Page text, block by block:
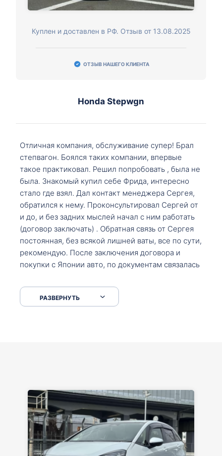
Куплен и доставлен в РФ. Отзыв от 13.08.2025
ОТЗЫВ НАШЕГО КЛИЕНТА
Honda Stepwgn
Отличная компания, обслуживание супер! Брал
степвагон. Боялся таких компании, впервые
такое практиковал. Решил попробовать , была не
была. Знакомый купил себе Фрида, интересно
стало где взял. Дал контакт менеджера Сергея,
обратился к нему. Проконсультировал Сергей от
и до, и без задних мыслей начал с ним работать
(договор заключать) . Обратная связь от Сергея
постоянная, без всякой лишней ваты, все по сути,
рекомендую. После заключения договора и
покупки с Японии авто, по документам связалась
что заполнить, куда зайти, образцы и т.д. После
приехал за авто. Меня тепло встретили Сергей с
РАЗВЕРНУТЬ